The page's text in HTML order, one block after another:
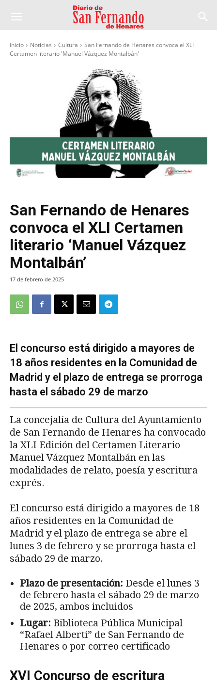
Inicio Noticias Cultura
San Fernando de Henares convoca el XLI
Certamen literario 'Manuel Vázquez Montalbán'
San Fernando de Henares
convoca el XLI Certamen
literario ‘Manuel Vázquez
Montalbán’
17 de febrero de 2025
El concurso está dirigido a mayores de
18 años residentes en la Comunidad de
Madrid y el plazo de entrega se prorroga
hasta el sábado 29 de marzo
La concejalía de Cultura del Ayuntamiento
de San Fernando de Henares ha convocado
la XLI Edición del Certamen Literario
Manuel Vázquez Montalbán en las
modalidades de relato, poesía y escritura
exprés.
El concurso está dirigido a mayores de 18
años residentes en la Comunidad de
Madrid y el plazo de entrega se abre el
lunes 3 de febrero y se prorroga hasta el
sábado 29 de marzo.
Plazo de presentación: Desde el lunes 3
de febrero hasta el sábado 29 de marzo
de 2025, ambos incluidos
Lugar: Biblioteca Pública Municipal
“Rafael Alberti” de San Fernando de
Henares o por correo certificado
XVI Concurso de escritura